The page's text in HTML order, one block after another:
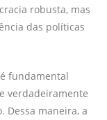
robusta, mas
das políticas
fundamental
verdadeiramente
Dessa maneira, a